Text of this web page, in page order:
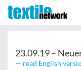
23.09.19 –
— read English